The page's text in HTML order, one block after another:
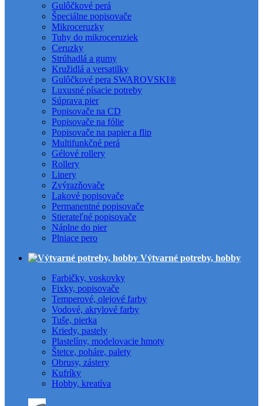
Gulôčkové perá
Špeciálne popisovače
Mikroceruzky
Tuhy do mikroceruziek
Ceruzky
Strúhadlá a gumy
Kružidlá a versatilky
Gulôčkové pera SWAROVSKI®
Luxusné písacie potreby
Súprava pier
Popisovače na CD
Popisovače na fólie
Popisovače na papier a flip
Multifunkčné perá
Gélové rollery
Rollery
Linery
Zvýrazňovače
Lakové popisovače
Permanentné popisovače
Stierateľné popisovače
Náplne do pier
Plniace pero
Výtvarné potreby, hobby
Farbičky, voskovky
Fixky, popisovače
Temperové, olejové farby
Vodové, akrylové farby
Tuše, pierka
Kriedy, pastely
Plastelíny, modelovacie hmoty
Štetce, poháre, palety
Obrusy, zástery
Kufríky
Hobby, kreatíva